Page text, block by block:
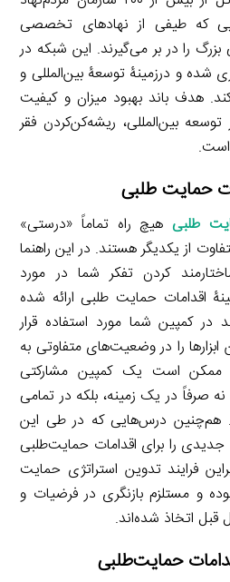
که طیفی از نهادهای تخصصی
را در بر می‌گیرند. این شبکه در
راه‌اندازی شده و درزمینۀ توسعۀ بین‌المللی و
هدف باند بهبود میزان و کیفیت
بین‌المللی، ریشه‌کن‌كردن فقر
است.
حمایت طلبی
طلبی هیچ راه تماماً «درستی»
از یکدیگر هستند. در این راهنما
کردن تفکر شما در مورد
اقدامات حمایت طلبی ارائه شده
در کمپین شما مورد استفاده قرار
ابزارها را در وضعیت‌های متفاوتی به
ممکن است یک کمپین مشارکتی
صرفاً در یک زمینه، بلکه در تمامی
هم‌چنین درس‌هایی که در طی این
جدیدی را برای اقدامات حمایت‌طلبی
فرایند تدوین استراتژی حمایت
و مستلزم بازنگری در فرضیات و
اتخاذ شده‌اند.
حمایت‌طلبی